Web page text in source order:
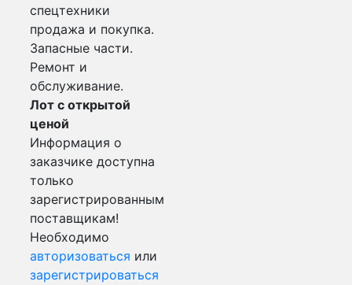
спецтехники
продажа и покупка.
Запасные части.
Ремонт и
обслуживание.
Лот с открытой
ценой
Информация о
заказчике доступна
только
зарегистрированным
поставщикам!
Необходимо
авторизоваться или
зарегистрироваться